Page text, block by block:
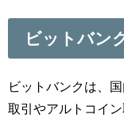
ビットバン
ビットバンクは、
取引やアルトコイ